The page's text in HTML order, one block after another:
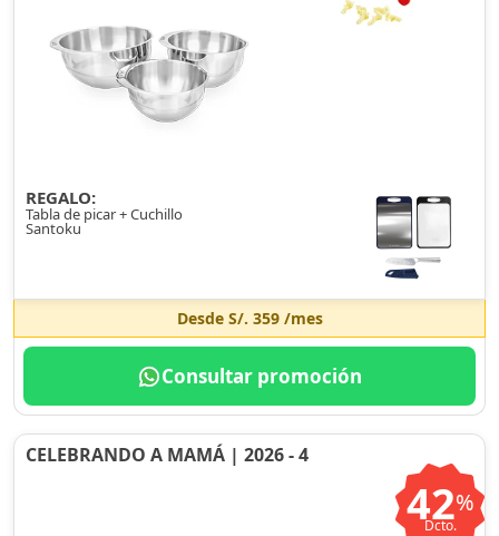
REGALO:
Tabla de picar + Cuchillo
Santoku
Desde S/. 359/mes
Consultar promoción
CELEBRANDO A MAMÁ | 2026 - 4
42%
Dcto.